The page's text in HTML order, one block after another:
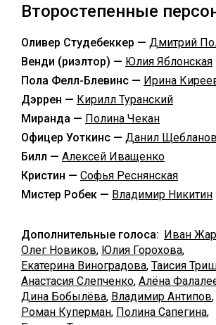
Второстепенные
Оливер Студебеккер — Дмитрий
Венди (риэлтор) — Юлия Яблонская
Пола Фелл-Блевинс — Ирина
Дэррен — Кирилл Туранский
Миранда — Полина Чекан
Офицер Уоткинс — Данил Щебланов
Билл — Алексей Иващенко
Кристин — Софья Реснянская
Мистер Робек — Владимир Никитин
Дополнительные голоса: Иван
Олег Новиков, Юлия Горохова,
Екатерина Виноградова, Таисия
Анастасия Слепченко, Алёна
Дина Бобылёва, Владимир Антипов,
Роман Куперман, Полина Сапегина,